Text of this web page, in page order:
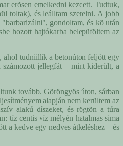
erõsen emelkedni kezdett. Tudtuk,
toltak), és leálltam szerelni. A jobb
gondoltam, és kõ után
hozott hajtókarba belepüföltem az
ahol tudniillik a betonúton feljött egy
jellegfát – mint kiderült, a
tovább. Göröngyös úton, sárban
alapján nem kerültem az
alakú díszeket, és rögtön a túra
tíz centis víz mélyén hatalmas sima
a kedve egy nedves átkeléshez – és